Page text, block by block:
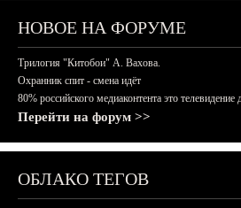
НОВОЕ НА ФОРУМЕ
Трилогия "Китобои" А. Вахова.
Охранник спит - смена идёт
80% российского медиаконтента это
Перейти на форум >>
ОБЛАКО ТЕГОВ